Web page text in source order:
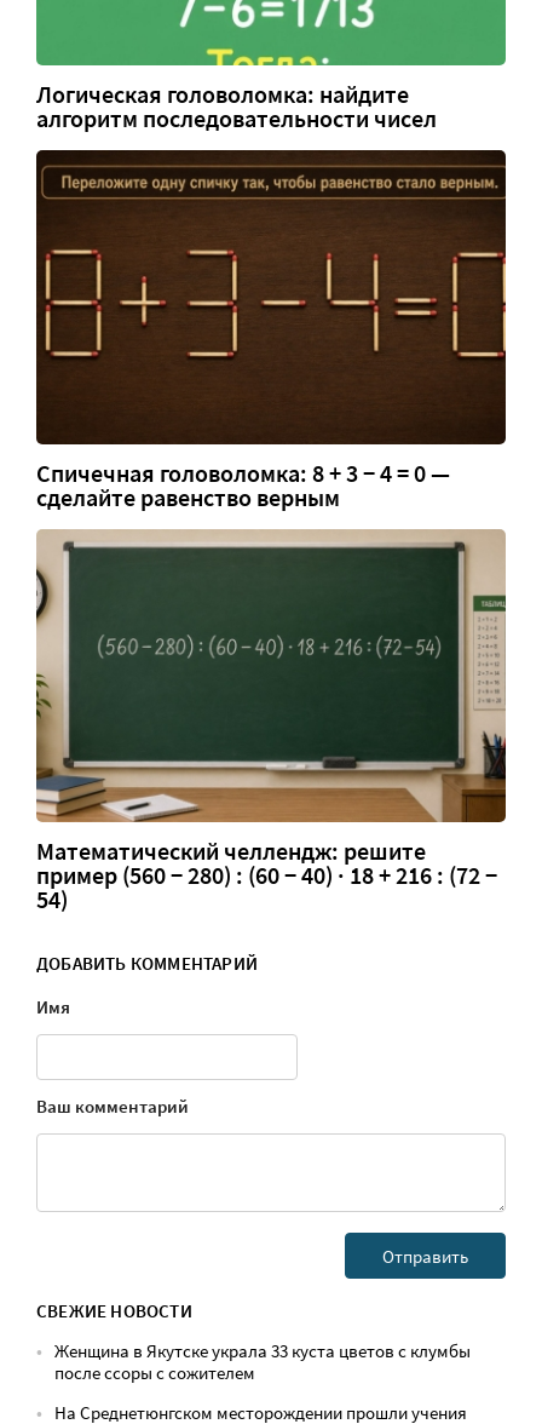
Логическая головоломка: найдите
алгоритм последовательности чисел
Спичечная головоломка: 8 + 3 − 4 = 0 —
сделайте равенство верным
Математический челлендж: решите
пример (560 − 280) : (60 − 40) · 18 + 216 : (72 −
54)
ДОБАВИТЬ КОММЕНТАРИЙ
Имя
Ваш комментарий
СВЕЖИЕ НОВОСТИ
Женщина в Якутске украла 33 куста цветов с клумбы
после ссоры с сожителем
На Среднетюнгском месторождении прошли учения